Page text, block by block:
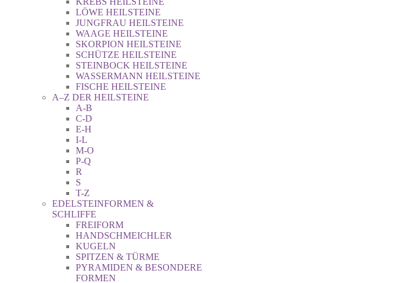
LÖWE HEILSTEINE
JUNGFRAU HEILSTEINE
WAAGE HEILSTEINE
SKORPION HEILSTEINE
SCHÜTZE HEILSTEINE
STEINBOCK HEILSTEINE
WASSERMANN HEILSTEINE
FISCHE HEILSTEINE
A–Z DER HEILSTEINE
A-B
C-D
E-H
I-L
M-O
P-Q
R
S
T-Z
EDELSTEINFORMEN &
SCHLIFFE
FREIFORM
HANDSCHMEICHLER
KUGELN
SPITZEN & TÜRME
PYRAMIDEN & BESONDERE
FORMEN